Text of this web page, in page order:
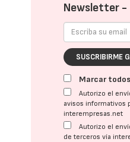
Newsletter -
SUSCRIBIRME
Marcar todos
Autorizo el
avisos informativos
interempresas.net
Autorizo el
de terceros vía